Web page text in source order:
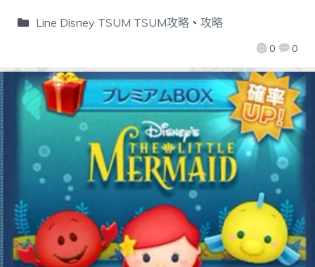
0 0
Line Disney TSUM TSUM攻略、 攻略